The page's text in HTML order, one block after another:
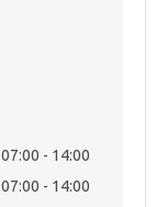
07:00
14:00
07:00
14:00